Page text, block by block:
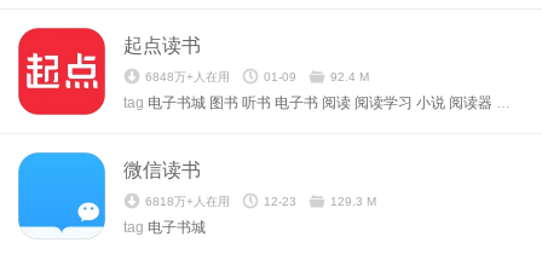
起点读书
6848万+人在用 01-09 92.4 M
tag 电子书城 图书 听书 电子书 阅读 阅读学习 小说 阅读器 漫画
微信读书
6818万+人在用 12-23 129.3 M
tag 电子书城